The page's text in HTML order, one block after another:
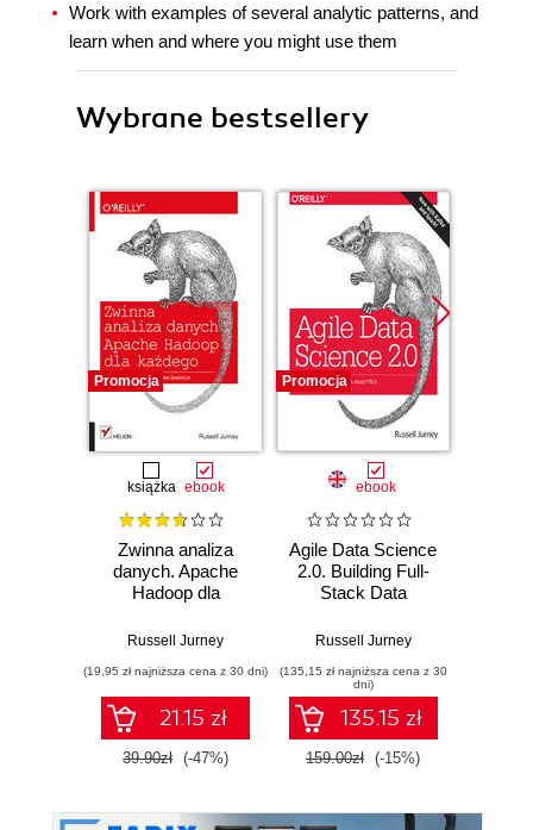
Work with examples of several analytic patterns, and
learn when and where you might use them
Wybrane bestsellery
Promocja
książka ebook
Zwinna analiza
danych. Apache
Hadoop dla
Russell Jurney
(19,95 zł najniższa cena z 30 dni)
21.15 zł
39.90zł (-47%)
Promocja
ebook
Agile Data Science
2.0. Building Full-
Stack Data
Applications with
Russell Jurney
(135,15 zł najniższa cena z 30
dni)
135.15 zł
159.00zł (-15%)